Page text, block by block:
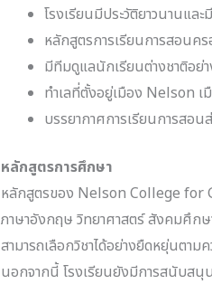
โรงเรียนมีประวัติยาวนานแล
หลักสูตรการเรียนการสอนค
มีทีมดูแลนักเรียนต่างชาติอย่า
ทำเลที่ตั้งอยู่เมือง Nelson เ
บรรยากาศการเรียนการสอ
หลักสูตรการศึกษา
หลักสูตรของ Nelson College for
ภาษาอังกฤษ วิทยาศาสตร์ สังคมศึกษ
สามารถเลือกวิชาได้อย่างยืดหยุ่นตา
นอกจากนี้ โรงเรียนยังมีการสนับสนุ